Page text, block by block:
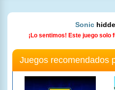
Sonic
¡Lo sentimos! Este juego solo
Juegos recomendados